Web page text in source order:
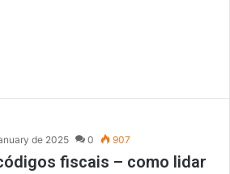
de 2025 0 907
fiscais – como lidar